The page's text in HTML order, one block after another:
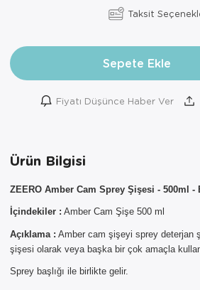
Taksit
Sepete Ekle
Fiyatı Düşünce Haber Ver
Ürün Bilgisi
ZEERO Amber Cam Sprey Şişesi - 500ml -
İçindekiler : Amber Cam Şişe 500 ml
Açıklama : Amber cam şişeyi sprey deterjan
şişesi olarak veya başka bir çok amaçla
Sprey başlığı ile birlikte gelir.
AYNI
Sepetinizde AYNI GÜN
ürünü bulunduğu için
TESLİMAT kargo